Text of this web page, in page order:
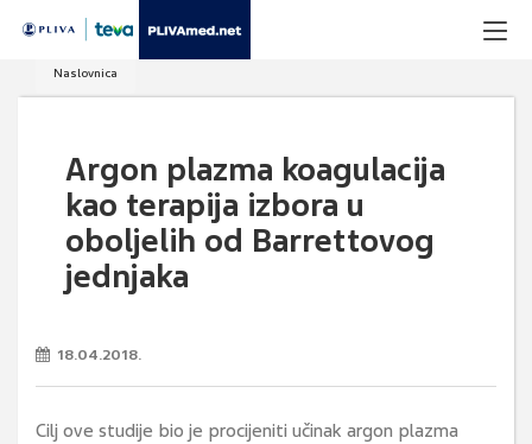
Naslovnica
Argon plazma koagulacija
kao terapija izbora u
oboljelih od Barrettovog
jednjaka
18.04.2018.
Cilj ove studije bio je procijeniti učinak argon plazma